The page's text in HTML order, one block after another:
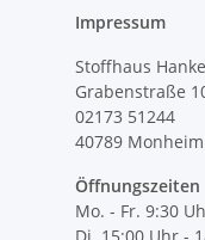
Impressum
Stoffhaus Hanke
Grabenstraße
02173 51244
40789
Öffnungszeiten
Mo. - Fr. 9:30